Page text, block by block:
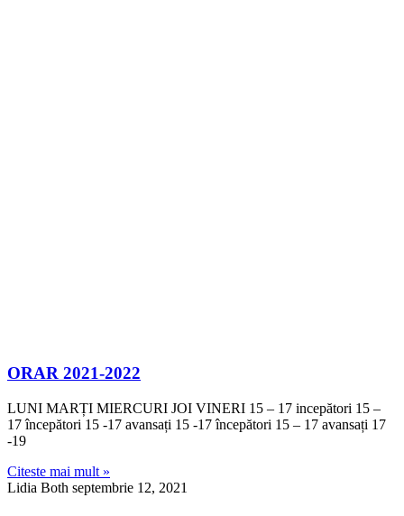
ORAR 2021-2022
LUNI MARȚI MIERCURI JOI VINERI 15 – 17 incepători 15 –
17 începători 15 -17 avansați 15 -17 începători 15 – 17 avansați 17
-19
Citeste mai mult »
Lidia Both septembrie 12, 2021